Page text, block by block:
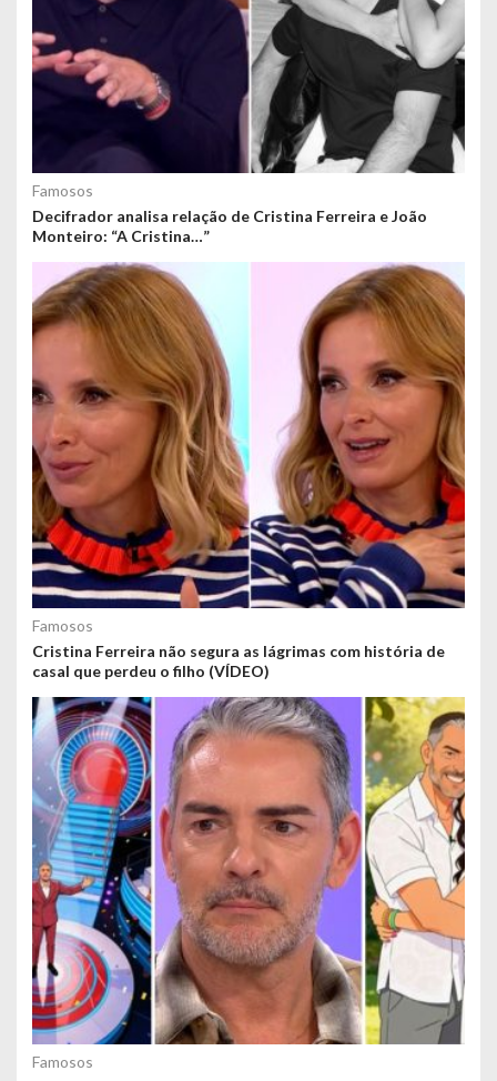
Famosos
Decifrador analisa relação de Cristina Ferreira e João
Monteiro: “A Cristina…”
Famosos
Cristina Ferreira não segura as lágrimas com história de
casal que perdeu o filho (VÍDEO)
Famosos